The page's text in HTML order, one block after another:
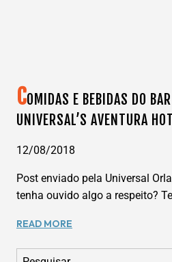
COMIDAS E BEBIDAS DO
UNIVERSAL’S AVENTURA
12/08/2018
Post enviado pela Universal
tenha ouvido algo a respeito?
READ MORE
BEBIDAS
Pesquisar por: